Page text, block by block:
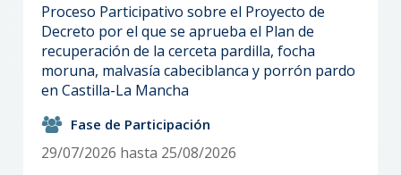
Proceso Participativo sobre el Proyecto de
Decreto por el que se aprueba el Plan de
recuperación de la cerceta pardilla, focha
moruna, malvasía cabeciblanca y porrón pardo
en Castilla-La Mancha
Fase de Participación
29/07/2026 hasta 25/08/2026